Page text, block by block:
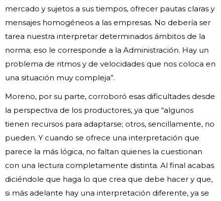
mercado y sujetos a sus tiempos, ofrecer pautas claras y
mensajes homogéneos a las empresas. No debería ser
tarea nuestra interpretar determinados ámbitos de la
norma; eso le corresponde a la Administración. Hay un
problema de ritmos y de velocidades que nos coloca en
una situación muy compleja”.
Moreno, por su parte, corroboró esas dificultades desde
la perspectiva de los productores, ya que “algunos
tienen recursos para adaptarse; otros, sencillamente, no
pueden. Y cuando se ofrece una interpretación que
parece la más lógica, no faltan quienes la cuestionan
con una lectura completamente distinta. Al final acabas
diciéndole que haga lo que crea que debe hacer y que,
si más adelante hay una interpretación diferente, ya se